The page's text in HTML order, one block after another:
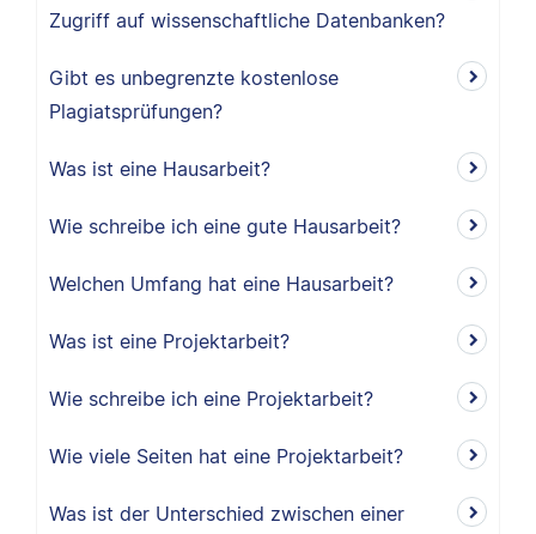
Zugriff auf wissenschaftliche Datenbanken?
Gibt es unbegrenzte kostenlose
Plagiatsprüfungen?
Was ist eine Hausarbeit?
Wie schreibe ich eine gute Hausarbeit?
Welchen Umfang hat eine Hausarbeit?
Was ist eine Projektarbeit?
Wie schreibe ich eine Projektarbeit?
Wie viele Seiten hat eine Projektarbeit?
Was ist der Unterschied zwischen einer